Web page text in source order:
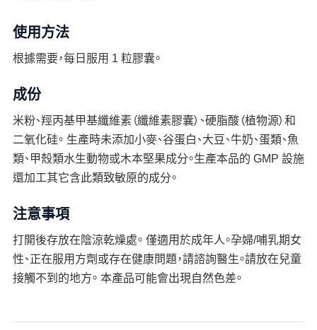
使用方法
根據需要，每日服用 1 粒膠囊。
成份
米粉、羥丙基甲基纖維素（纖維素膠囊）、硬脂酸（植物源）和
二氧化硅。 生產時未添加小麥、谷蛋白、大豆、牛奶、蛋類、魚
類、甲殼類水生動物或木本堅果成分。生產本品的 GMP 設施
還加工其它含此類致敏原的成分。
注意事項
打開後存放在陰涼乾燥處。 僅適用於成年人。孕婦/哺乳期女
性、正在服用方劑或存在健康問題，請諮詢醫生。請放在兒童
接觸不到的地方。 本產品可能會出現自然色差。